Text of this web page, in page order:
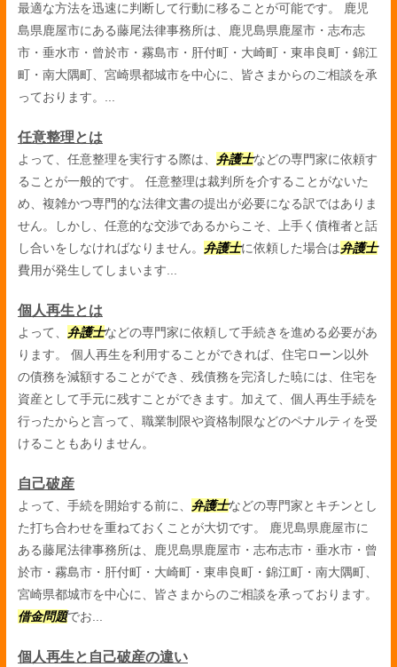
最適な方法を迅速に判断して行動に移ることが可能です。 鹿児
島県鹿屋市にある藤尾法律事務所は、鹿児島県鹿屋市・志布志
市・垂水市・曾於市・霧島市・肝付町・大崎町・東串良町・錦江
町・南大隅町、宮崎県都城市を中心に、皆さまからのご相談を承
っております。...
任意整理とは
よって、任意整理を実行する際は、 弁護士などの専門家に依頼す
ることが一般的です。 任意整理は裁判所を介することがないた
め、複雑かつ専門的な法律文書の提出が必要になる訳ではありま
せん。しかし、任意的な交渉であるからこそ、上手く債権者と話
し合いをしなければなりません。 弁護士に依頼した場合は弁護士
費用が発生してしまいます...
個人再生とは
よって、 弁護士などの専門家に依頼して手続きを進める必要があ
ります。 個人再生を利用することができれば、住宅ローン以外
の債務を減額することができ、残債務を完済した暁には、住宅を
資産として手元に残すことができます。加えて、個人再生手続を
行ったからと言って、職業制限や資格制限などのペナルティを受
けることもありません。
自己破産
よって、手続を開始する前に、 弁護士などの専門家とキチンとし
た打ち合わせを重ねておくことが大切です。 鹿児島県鹿屋市に
ある藤尾法律事務所は、鹿児島県鹿屋市・志布志市・垂水市・曾
於市・霧島市・肝付町・大崎町・東串良町・錦江町・南大隅町、
宮崎県都城市を中心に、皆さまからのご相談を承っております。
借金問題でお...
個人再生と自己破産の違い